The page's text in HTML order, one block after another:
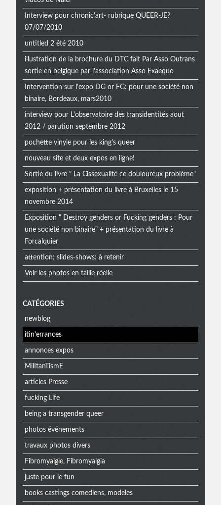
Interview pour chronic'art- rubrique QUEER-JE?
07/07/2010
untitled 2 été 2010
illustration de la brochure du DTC fait Par Asso Outrans
sortie en belgique par l'association Asso Exaequo
Intervention sur l'expo DG or FG: pour une société non
binaire, Bordeaux, mars2010
interview pour L'observatoire des transidentités aout
2012 / parution septembre 2012
pochette vinyle pour les king's queer
nouveau site et deux expos en ligne!
Sortie du livre " La Cissexualité ce douloureux problème"
exposition + présentation du livre à Bruxelles le 15
novembre 2014
Exposition " Destroy genders or Fucking genders : Pour
une société non binaire" + présentation du livre à
Forcalquier
attention: slides-shows: à retenir
Voir les photos en taille réelle
CATÉGORIES
newblog
itin'errances
annonces expos
MilItanTismE
articles Presse
fucking Life
being a transgender queer
photos événements
travaux photos divers
Fibromyalgie, Fibromyalgia
juste pour le fun
books castings comediens, modeles